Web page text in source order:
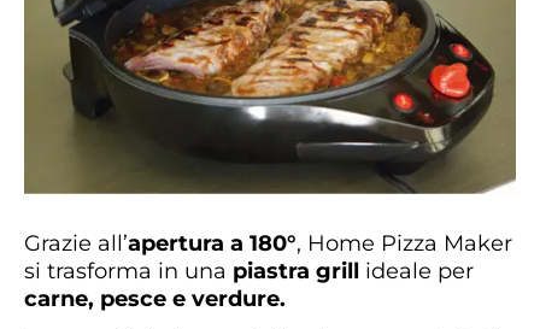
Grazie all’apertura a 180°, Home Pizza Maker
si trasforma in una piastra grill ideale per
carne, pesce e verdure.